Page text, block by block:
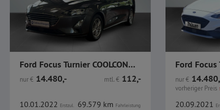
Ford Focus Turnier COOLCONNECT 1.0 EcoBoost
nur€ 14.480,- mtl.€ 112,-
10.01.2022 Erstzul. 69.579 km Fahrleistung
nur€
vorheriger Preis
20.09.2021